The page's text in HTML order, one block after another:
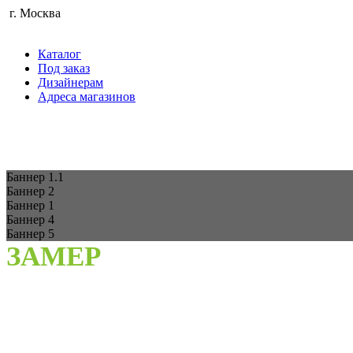
г. Москва
Каталог
Под заказ
Дизайнерам
Адреса магазинов
Баннер 1.1
Баннер 2
Баннер 1
Баннер 4
Баннер 5
ЗАМЕР